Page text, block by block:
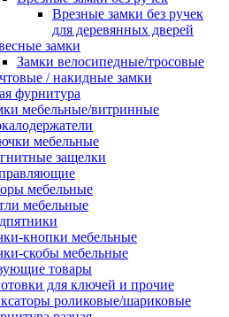
Врезные замки без ручек
для деревянных дверей
замки
Замки велосипедные/тросовые
/ накидные замки
фурнитура
мебельные/витринные
мебельные
защелки
мебельные
мебельные
кнопки мебельные
скобы мебельные
товары
для ключей и прочие
роликовые/шариковые